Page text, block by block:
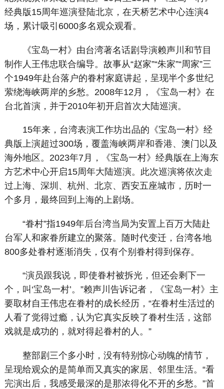
经典版15周年巡演登陆北京，在天桥艺术中心连演4
场，累计吸引6000多名观众观看。
《宝岛一村》由台湾著名话剧导演赖声川和节目
制作人王伟忠联合编导。故事从“赵家”“朱家”“周家”三
个1949年赴台落户的眷村家庭讲起，呈现半个多世纪
萦绕海峡两岸的乡愁。2008年12月，《宝岛一村》在
台北首演，并于2010年初开启首次大陆巡演。
15年来，台湾表演工作坊出品的《宝岛一村》经
典版上演超过300场，覆盖海峡两岸和香港、澳门以及
海外地区。2023年7月，《宝岛一村》经典版在上海东
方艺术中心开启15周年大陆巡演。此次巡演将依次走
过上海、深圳、杭州、北京、西安五座城市，历时一
个多月，最终回到上海的上剧场。
“眷村”指1949年后台湾当局为安置上百万大陆赴
台军人和家眷所建立的聚落。随时代变迁，台湾各地
800多处眷村逐渐消失，仅有个别眷村得到保存。
“演员跟我说，即使眷村被拆光，但还会剩下一
个，叫‘宝岛一村’。”赖声川告诉记者，《宝岛一村》主
要取材自王伟忠在眷村的成长经历，“在眷村生活过的
人看了觉得过瘾，认为它真实反映了眷村生活，这部
戏就是成功的，就对得起眷村的人。”
整部剧三个多小时，没有特别惊心动魄的情节，
呈现给观众的是简单而又真实的家居、邻里生活。“看
完演出后，我感受最深的是那浓得化不开的乡愁。”首